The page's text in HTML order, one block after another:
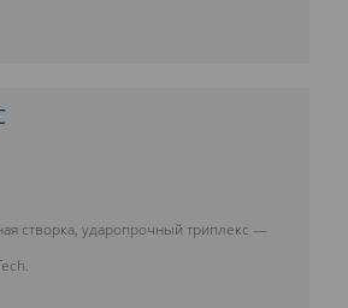
створка, ударопрочный триплекс —